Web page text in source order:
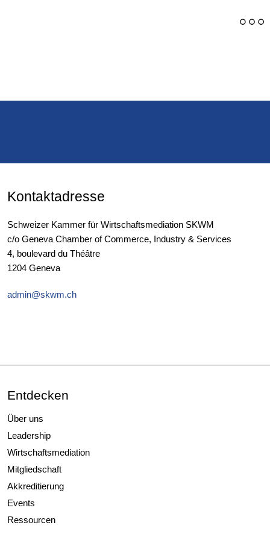
Kontaktadresse
Schweizer Kammer für Wirtschaftsmediation SKWM
c/o Geneva Chamber of Commerce, Industry & Services
4, boulevard du Théâtre
1204 Geneva
admin@skwm.ch
Entdecken
Über uns
Leadership
Wirtschaftsmediation
Mitgliedschaft
Akkreditierung
Events
Ressourcen